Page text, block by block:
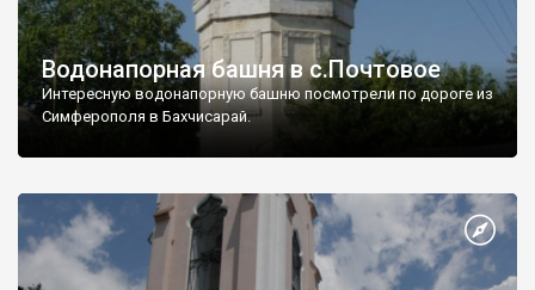
Водонапорная башня в с.Почтовое
Интересную водонапорную башню посмотрели по дороге из
Симферополя в Бахчисарай.